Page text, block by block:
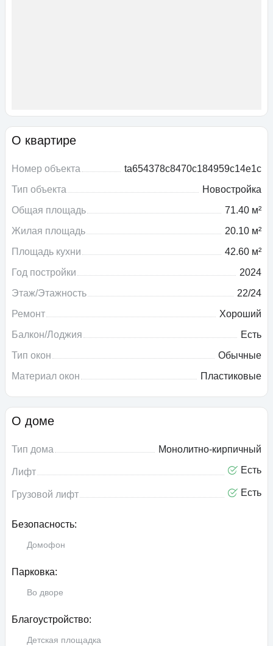
О квартире
Номер объекта
ta654378c8470c184959c14e1c
Тип объекта
Новостройка
Общая площадь
71.40 м²
Жилая площадь
20.10 м²
Площадь кухни
42.60 м²
Год постройки
2024
Этаж/Этажность
22/24
Ремонт
Хороший
Балкон/Лоджия
Есть
Тип окон
Обычные
Материал окон
Пластиковые
О доме
Тип дома Монолитно-кирпичный
Лифт Есть
Грузовой лифт Есть
Безопасность:
Домофон
Парковка:
Во дворе
Благоустройство:
Детская площадка